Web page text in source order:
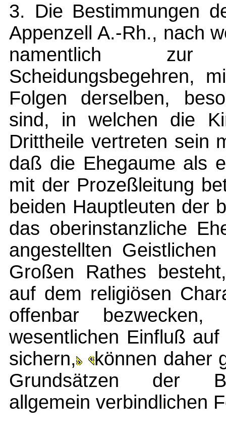
3. Die Bestimmungen
Appenzell A.-Rh., nach
namentlich zur
Scheidungsbegehren,
Folgen derselben,
sind, in welchen die
Drittheile vertreten sein
daß die Ehegaume als
mit der Prozeßleitung
beiden Hauptleuten der
das oberinstanzliche
angestellten
Großen Rathes
auf dem religiösen
offenbar
wesentlichen Einfluß
sichern,
können daher
Grundsätzen der
allgemein verbindlichen